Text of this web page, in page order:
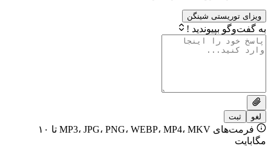
شینگن
!
فرمت‌های MP3، JPG، PNG، WEBP، MP4، MKV تا ۱۰